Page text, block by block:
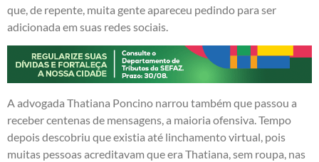
que, de repente, muita gente apareceu pedindo para ser
adicionada em suas redes sociais.
A advogada Thatiana Poncino narrou também que passou a
receber centenas de mensagens, a maioria ofensiva. Tempo
depois descobriu que existia até linchamento virtual, pois
muitas pessoas acreditavam que era Thatiana, sem roupa, nas